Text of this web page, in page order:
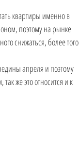
квартиры именно в
поэтому на рынке
снижаться, более того
апреля и поэтому
же это относится и к